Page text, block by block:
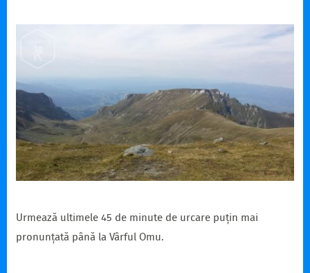
Urmează ultimele 45 de minute de urcare puțin mai
pronunțată până la Vârful Omu.